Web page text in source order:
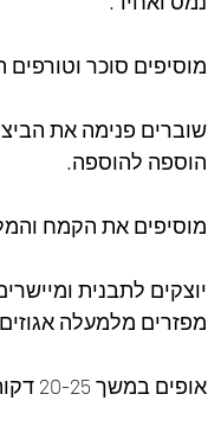
מוסיפים סוכר וטורפים
שוברים פנימה את
הוספה להוספה.
מוסיפים את הקמח
יוצקים לתבנית
מפזרים מלמעלה
אופים במשך 20-25 דקות או עד שהשוליים יציבים למגע והמרכז עדיין מעט רוטט.